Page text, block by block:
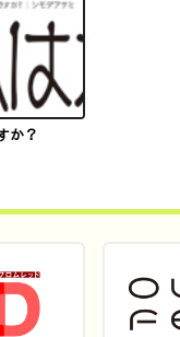
か？